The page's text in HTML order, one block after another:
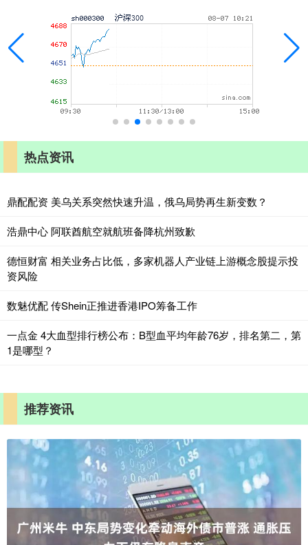
热点资讯
鼎配配资 美乌关系突然快速升温，俄乌局势再生新变数？
浩鼎中心 阿联酋航空就航班备降杭州致歉
德恒财富 相关业务占比低，多家机器人产业链上游概念股提示投
资风险
数魅优配 传Shein正推进香港IPO筹备工作
一点金 4大血型排行榜公布：B型血平均年龄76岁，排名第二，第
1是哪型？
推荐资讯